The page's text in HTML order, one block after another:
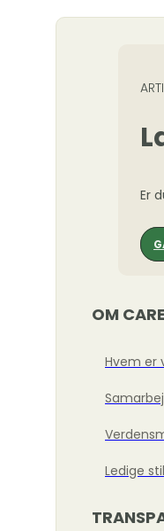
Er
OM
Hvem er
Ledige